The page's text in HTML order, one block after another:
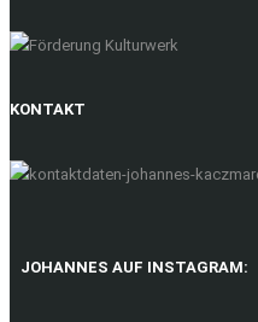
KONTAKT
JOHANNES AUF INSTAGRAM: